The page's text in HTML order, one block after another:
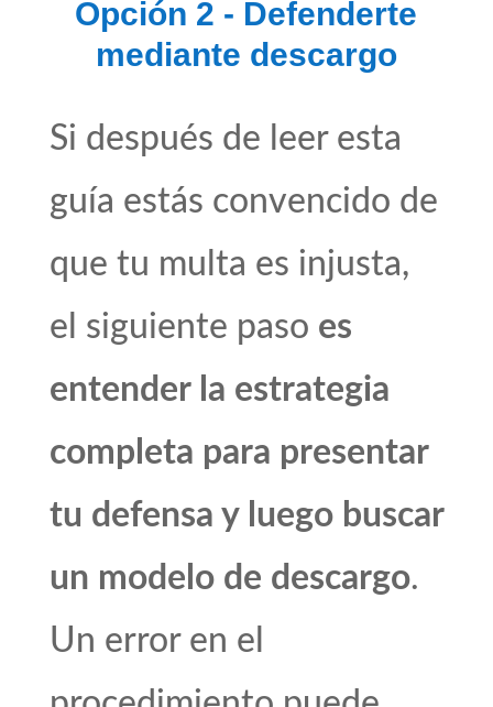
Opción 2 - Defenderte
mediante descargo
Si después de leer esta
guía estás convencido de
que tu multa es injusta,
el siguiente paso es
entender la estrategia
completa para presentar
tu defensa y luego buscar
un modelo de descargo.
Un error en el